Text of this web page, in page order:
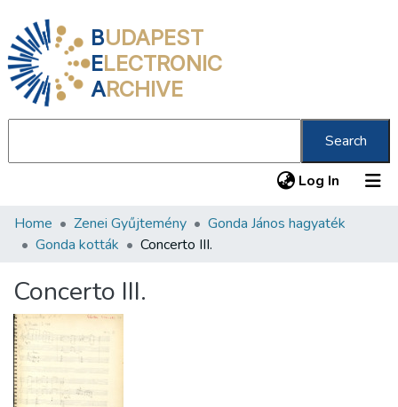
BUDAPEST
ELECTRONIC
ARCHIVE
Search
Log In (current)
Communities & Collections
Statistics
About us
Home Zenei Gyűjtemény
Gonda János hagyaték
Gonda kották
Concerto III.
Concerto III.